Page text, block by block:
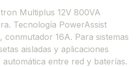
Multiplus 12V 800VA
Tecnología PowerAssist
conmutador 16A. Para sistemas
aisladas y aplicaciones
automática entre red y baterías.